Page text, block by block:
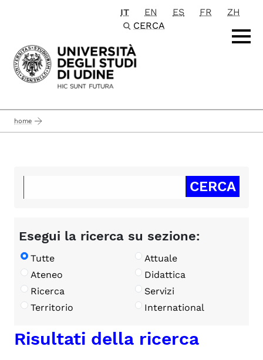
Passa al contenuto principale
IT EN ES FR
ZH
CERCA
home
Esegui la ricerca su sezione:
Tutte
Attuale
Ateneo
Didattica
Ricerca
Servizi
Territorio
International
Risultati della ricerca